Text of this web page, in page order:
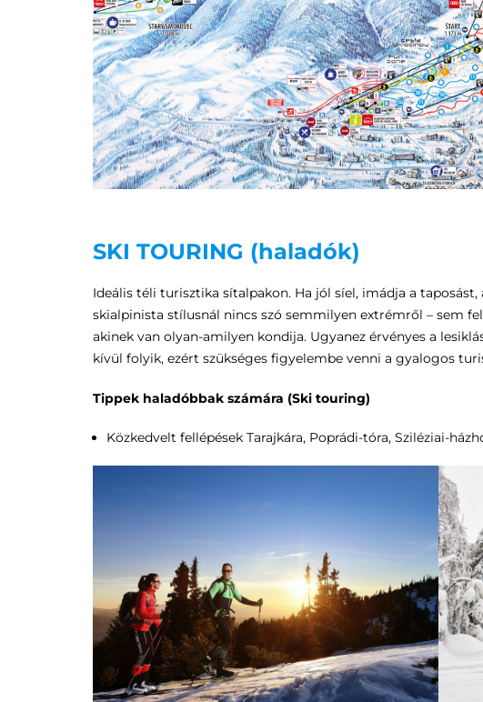
SKI TOURING (haladók)
Ideális téli turisztika sítalpakon. Ha jól síel, imádja a
skialpinista stílusnál nincs szó semmilyen extrémről – sem
akinek van olyan-amilyen kondija. Ugyanez érvényes a
kívül folyik, ezért szükséges figyelembe venni a gyalogos
Tippek haladóbbak számára (Ski touring)
Közkedvelt fellépések Tarajkára, Poprádi-tóra, Sziléziai-